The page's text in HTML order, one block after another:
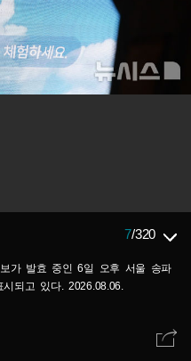
7/320
가 발효 중인 6일 오후 서울 송파
되고 있다. 2026.08.06.